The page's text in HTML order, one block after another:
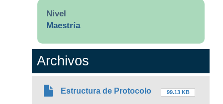
Nivel
Maestría
Archivos
Estructura de Protocolo 99.13 KB